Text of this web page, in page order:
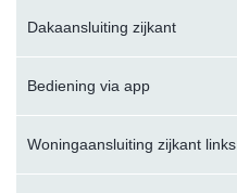
Dakaansluiting zijkant
Bediening via app
Woningaansluiting zijkant links